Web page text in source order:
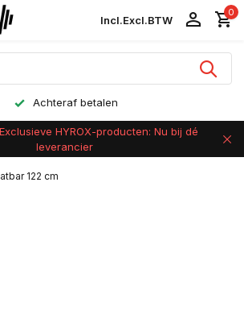
Incl.Excl.BTW
0
Achteraf betalen
HYROX-producten: Nu bij dé
leverancier
122 cm